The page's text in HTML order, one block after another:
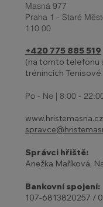
Masná 977
Praha 1 - Staré
110 00
+420 775 885 519
(na tomto telefonu
trénincích Tenisové
Po - Ne | 8:00 -
www.hristemasna.cz
Správci hřiště:
Anežka Maříková,
Bankovní spojení:
107-6813820257 /